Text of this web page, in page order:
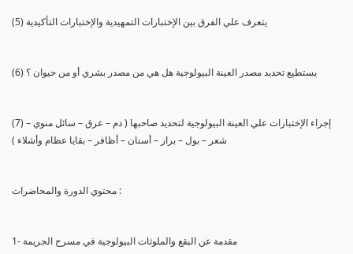
(5) يتعرف علي الفرق بين الإختبارات التمهيدية والإختبارات التأكيدية
(6) يستطيع تحديد مصدر العينة البيولوجية هل هي من مصدر بشري أو من حيوان ؟
(7) إجراء الإختبارات علي العينة البيولوجية لتحديد صاحبها ( دم – عرق – سائل منوي –
شعر – بول – براز – أسنان – أظافر – بقايا عظام وأشلاء )
محتوي الدورة والمحاضرات :
1- مقدمة عن البقع والملوثات البيولوجية في مسرح الجريمة